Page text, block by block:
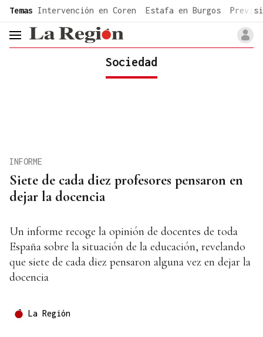
common.go-to-content
Temas Intervención en Coren Estafa en Burgos
header.menu.open
Sociedad
Siete de cada diez profesores pensaron en
dejar la docencia
INFORME
Un informe recoge la opinión de docentes de toda
España sobre la situación de la educación, revelando
que siete de cada diez pensaron alguna vez en dejar la
docencia
La Región